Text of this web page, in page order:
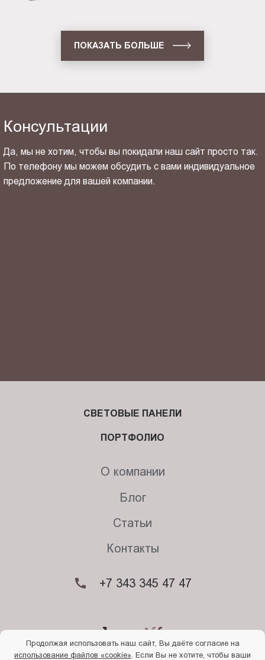
ПОКАЗАТЬ БОЛЬШЕ
Консультации
Да, мы не хотим, чтобы вы покидали наш сайт просто так.
По телефону мы можем обсудить с вами индивидуальное
предложение для вашей компании.
ОТПРАВИТЬ СВОЙ КОНТАКТ
СВЕТОВЫЕ ПАНЕЛИ
ПОРТФОЛИО
О компании
Блог
Статьи
Контакты
+7 343 345 47 47
Продолжая использовать наш сайт, Вы даёте согласие на
использование файлов «cookie» . Если Вы не хотите, чтобы ваши